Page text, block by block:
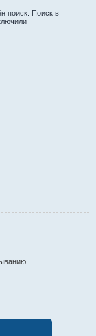
поиск. Поиск в